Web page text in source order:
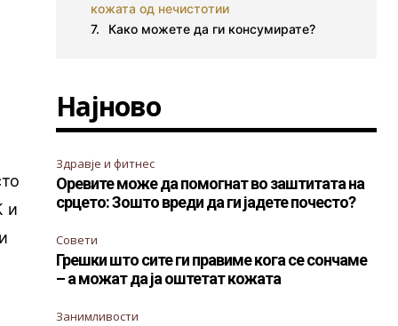
и
кожата од нечистотии
Како можете да ги консумирате?
Најново
Здравје и фитнес
Оревите може да помогнат во заштитата на
срцето: Зошто вреди да ги јадете почесто?
Совети
Грешки што сите ги правиме кога се сончаме
– а можат да ја оштетат кожата
Занимливости